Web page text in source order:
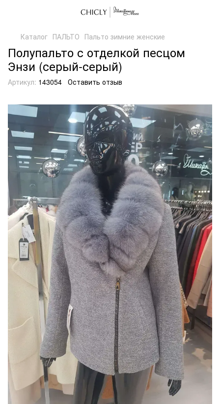
Каталог ПАЛЬТО Пальто зимние женские
Полупальто с отделкой песцом
Энзи (серый-серый)
Артикул: 143054 Оставить отзыв